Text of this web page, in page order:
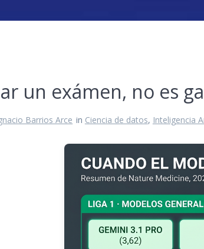
un exámen, no es
Barrios Arce in Ciencia de datos, Inteligencia